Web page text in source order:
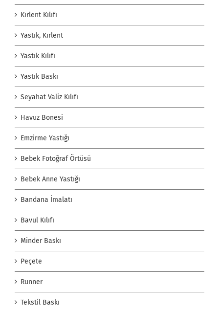
Kırlent Kılıfı
Yastık, Kırlent
Yastık Kılıfı
Yastık Baskı
Seyahat Valiz Kılıfı
Havuz Bonesi
Emzirme Yastığı
Bebek Fotoğraf Örtüsü
Bebek Anne Yastığı
Bandana İmalatı
Bavul Kılıfı
Minder Baskı
Peçete
Runner
Tekstil Baskı